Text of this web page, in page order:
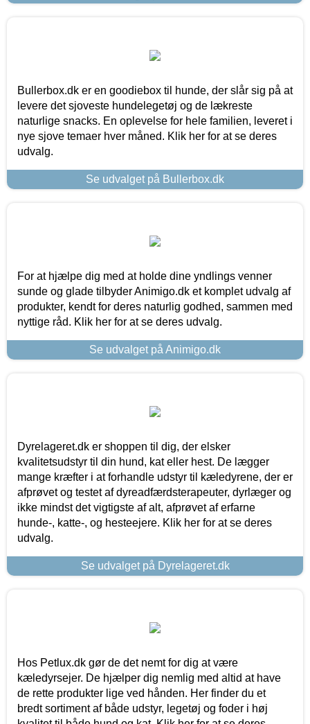
Bullerbox.dk er en goodiebox til hunde, der slår sig på at
levere det sjoveste hundelegetøj og de lækreste
naturlige snacks. En oplevelse for hele familien, leveret i
nye sjove temaer hver måned. Klik her for at se deres
udvalg.
Se udvalget på Bullerbox.dk
For at hjælpe dig med at holde dine yndlings venner
sunde og glade tilbyder Animigo.dk et komplet udvalg af
produkter, kendt for deres naturlig godhed, sammen med
nyttige råd. Klik her for at se deres udvalg.
Se udvalget på Animigo.dk
Dyrelageret.dk er shoppen til dig, der elsker
kvalitetsudstyr til din hund, kat eller hest. De lægger
mange kræfter i at forhandle udstyr til kæledyrene, der er
afprøvet og testet af dyreadfærdsterapeuter, dyrlæger og
ikke mindst det vigtigste af alt, afprøvet af erfarne
hunde-, katte-, og hesteejere. Klik her for at se deres
udvalg.
Se udvalget på Dyrelageret.dk
Hos Petlux.dk gør de det nemt for dig at være
kæledyrsejer. De hjælper dig nemlig med altid at have
de rette produkter lige ved hånden. Her finder du et
bredt sortiment af både udstyr, legetøj og foder i høj